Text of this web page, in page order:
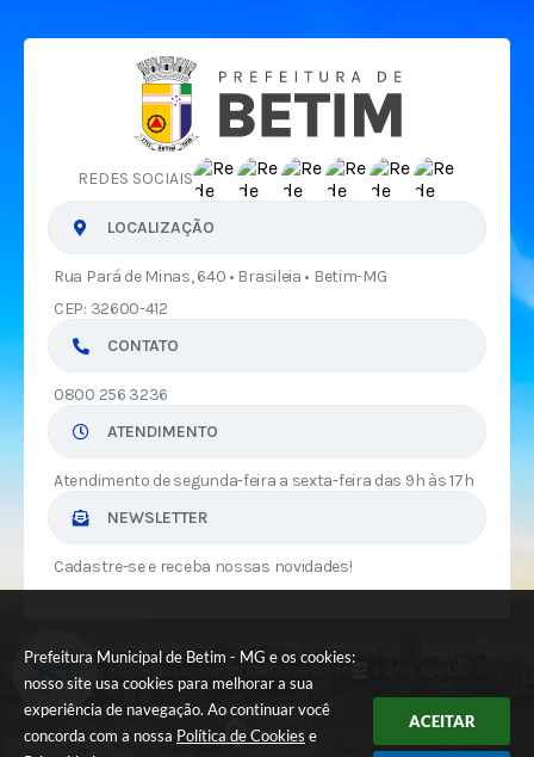
Prefeitura Municipal de Betim - MG e os cookies:
nosso site usa cookies para melhorar a sua
experiência de navegação. Ao continuar você
concorda com a nossa Política de Cookies e
ACEITAR
REDES SOCIAIS
LOCALIZAÇÃO
Rua Pará de Minas, 640 • Brasileia • Betim-MG
CEP: 32600-412
CONTATO
0800 256 3236
ATENDIMENTO
Atendimento de segunda-feira a sexta-feira das 9h às 17h
NEWSLETTER
Cadastre-se e receba nossas novidades!
Versão do Sistema:3.5.3 - 19/06/2026
Portal atualizado em: